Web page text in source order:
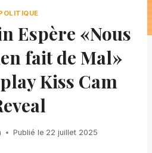
Espère «Nous
fait de Mal»
Kiss Cam
Publié le 22 juillet 2025